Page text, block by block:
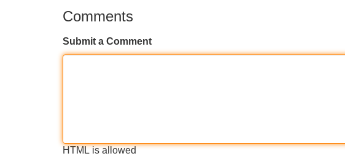
Comments
Submit a Comment
HTML is allowed